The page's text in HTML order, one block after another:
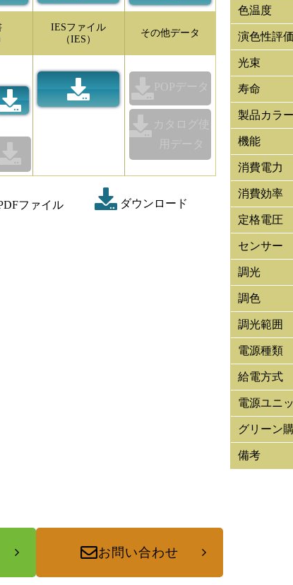
IESファイル
（IES）
その他データ
POPデータ
カタログ使
用データ
ファイル ダウンロード
色温度
演色性評
光束
寿命
製品カラー
機能
消費電力
消費効率
定格電圧
センサー
調光
調色
調光範囲
電源種類
給電方式
電源ユニ
グリーン
備考
お問い合わせ